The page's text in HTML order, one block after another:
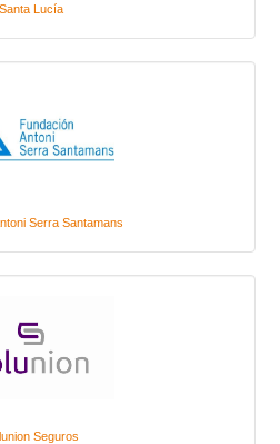
Santa Lucía
Serra Santamans
Seguros